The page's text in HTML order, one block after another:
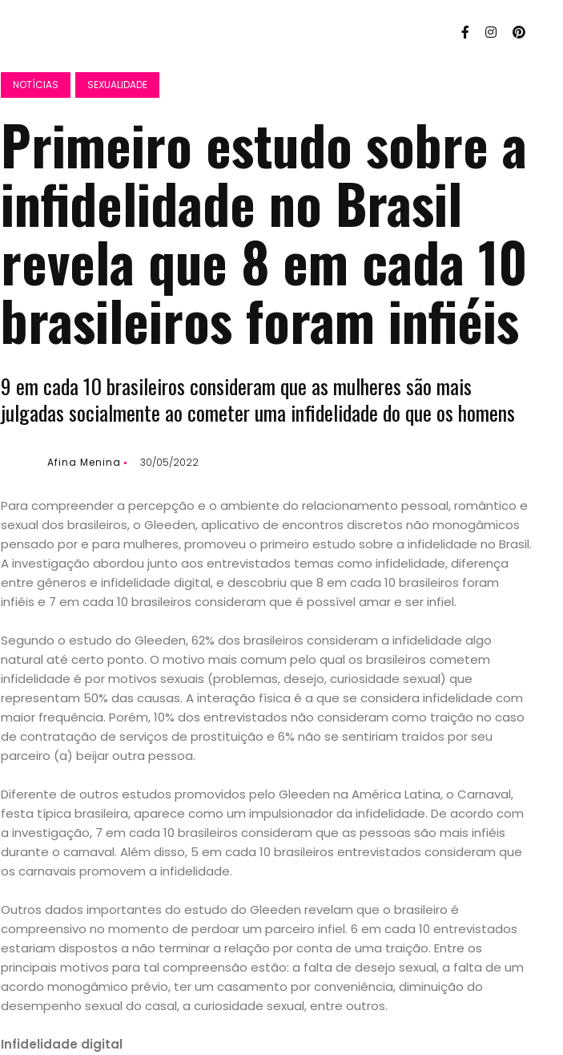
Início
Academia
Beleza
Bora
lá!
Casa
NOTÍCIAS SEXUALIDADE
Primeiro estudo sobre a
infidelidade no Brasil
revela que 8 em cada 10
brasileiros foram infiéis
9 em cada 10 brasileiros consideram que as mulheres são mais
julgadas socialmente ao cometer uma infidelidade do que os homens
Afina Menina 30/05/2022
Para compreender a percepção e o ambiente do relacionamento pessoal, romântico e
sexual dos brasileiros, o Gleeden, aplicativo de encontros discretos não monogâmicos
pensado por e para mulheres, promoveu o primeiro estudo sobre a infidelidade no Brasil.
A investigação abordou junto aos entrevistados temas como infidelidade, diferença
entre gêneros e infidelidade digital, e descobriu que 8 em cada 10 brasileiros foram
infiéis e 7 em cada 10 brasileiros consideram que é possível amar e ser infiel.
Segundo o estudo do Gleeden, 62% dos brasileiros consideram a infidelidade algo
natural até certo ponto. O motivo mais comum pelo qual os brasileiros cometem
infidelidade é por motivos sexuais (problemas, desejo, curiosidade sexual) que
representam 50% das causas. A interação física é a que se considera infidelidade com
maior frequência. Porém, 10% dos entrevistados não consideram como traição no caso
de contratação de serviços de prostituição e 6% não se sentiriam traídos por seu
parceiro (a) beijar outra pessoa.
Diferente de outros estudos promovidos pelo Gleeden na América Latina, o Carnaval,
festa típica brasileira, aparece como um impulsionador da infidelidade. De acordo com
a investigação, 7 em cada 10 brasileiros consideram que as pessoas são mais infiéis
durante o carnaval. Além disso, 5 em cada 10 brasileiros entrevistados consideram que
os carnavais promovem a infidelidade.
Outros dados importantes do estudo do Gleeden revelam que o brasileiro é
compreensivo no momento de perdoar um parceiro infiel. 6 em cada 10 entrevistados
estariam dispostos a não terminar a relação por conta de uma traição. Entre os
principais motivos para tal compreensão estão: a falta de desejo sexual, a falta de um
acordo monogâmico prévio, ter um casamento por conveniência, diminuição do
desempenho sexual do casal, a curiosidade sexual, entre outros.
Infidelidade digital